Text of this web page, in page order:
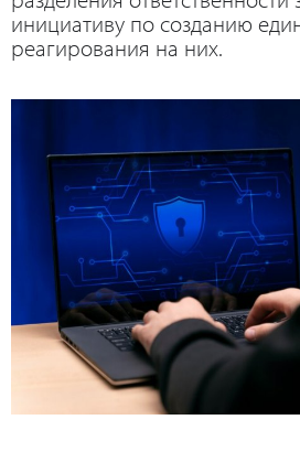
инициативу по созданию
реагирования на них.